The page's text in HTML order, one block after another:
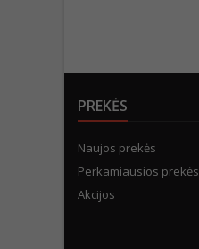
PREKĖS
Naujos prekės
Perkamiausios prekės
Akcijos